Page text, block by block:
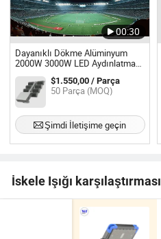
00:30
Dayanıklı Dökme Alüminyum
2000W 3000W LED Aydınlatma
Işıkları Dış Mekanlar için
$1.550,00 / Parça
50 Parça (MOQ)
Şimdi İletişime geçin
İskele Işığı karşılaştırması